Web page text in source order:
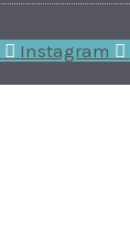
Instagram